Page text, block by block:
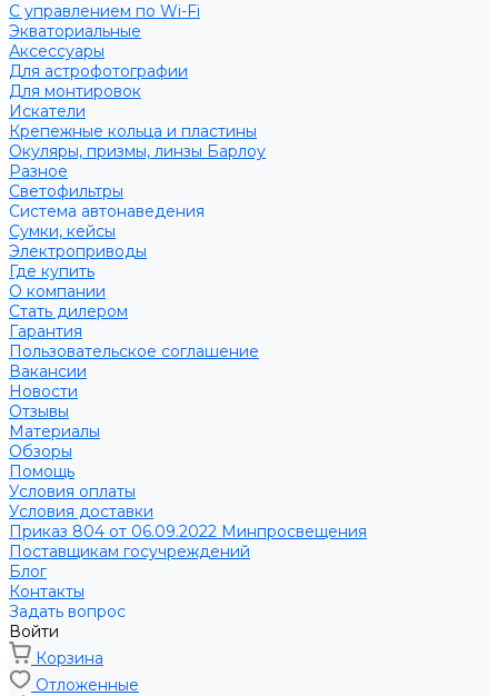
С управлением по Wi-Fi
Экваториальные
Аксессуары
Для астрофотографии
Для монтировок
Искатели
Крепежные кольца и пластины
Окуляры, призмы, линзы Барлоу
Разное
Светофильтры
Система автонаведения
Сумки, кейсы
Электроприводы
Где купить
О компании
Стать дилером
Гарантия
Пользовательское соглашение
Вакансии
Новости
Отзывы
Материалы
Обзоры
Помощь
Условия оплаты
Условия доставки
Приказ 804 от 06.09.2022 Минпросвещения
Поставщикам госучреждений
Блог
Контакты
Задать вопрос
Войти
Корзина
Отложенные